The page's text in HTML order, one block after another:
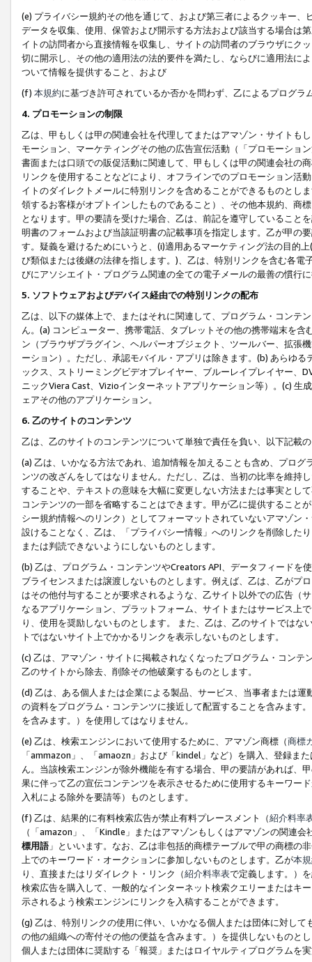
(e) プライバシー規約その他を通じて、および第三者によるクッキー
データを収集、使用、保管および開示する方法および該当する場合は
イトの訪問者から直接情報を収集し、サイトの訪問者のブラウザにク
切に開示し、その他の適用法の法的要件を満たし、ならびに適用法に
ついて情報を提供すること、および
(f) 本規約に基づき許可されているか否かを問わず、乙によるプログ
4. プロモーションの制限
乙は、甲もしくは甲の関連会社を代理してまたはアマゾン・サイトも
モーション、マーケティングその他の広告宣伝活動（「プロモーショ
書面または口頭での販促活動に関連して、甲もしくは甲の関連会社の
リンクを使用することなどにより、オフラインでのプロモーション活
イトのダイレクトメールに特別リンクを含めることができるものとし
領するお客様がオプトインしたものであること）、その他本規約、商
となります。甲の要請を受けた場合、乙は、前記を遵守していること
明書のフォームおよび当該証明書の記載事項を指定します。乙が甲の
す。疑義を避けるためにいうと、(i)適用あるマーケティング法の目的
び類似または後継の法律を指します。)、乙は、特別リンクを含む各
びにアソシエイト・プログラム関連の全ての電子メールの最善の慣行
5. ソフトウェアおよびデバイス経由での特別リンクの配布
乙は、以下の媒体上で、またはそれに関連して、プログラム・コンテ
ん。(a) コンピューター、携帯電話、タブレットその他の携帯端末を
ン（ブラウザプラグイン、ヘルパーオブジェクト、ツールバー、拡張
ーション）。ただし、承認モバイル・アプリは除きます。(b) あらゆ
ックス、ストリーミングビデオプレイヤー、ブルーレイプレイヤー、
ニックViera Cast、Vizioインターネットアプリケーション等）。(c)
ェアその他のアプリケーション。
6. 乙のサイトのコンテンツ
乙は、乙のサイトのコンテンツについて単独で責任を負い、以下記載
(a) 乙は、いかなる方法であれ、追加情報を加えることも含め、プロ
ンツの改ざんをしてはなりません。ただし、乙は、当初の比率を維持
することや、テキストの意味を大幅に変更しない方法または事実とし
コンテンツの一部を省略することはできます。甲が乙に提供すること
シー規約情報へのリンク）としてフォーマットされていないアマゾン
設けることなく、乙は、「プライバシー情報」へのリンクを削除した
または判読できないようにしないものとします。
(b) 乙は、プログラム・コンテンツやCreators API、データフィード
ブライセンスまたは譲渡しないものとします。例えば、乙は、乙がプ
はその他付与することが要求されるような、乙サイト以外での広告（
なるアプリケーション、プラットフォーム、サイトまたはサービス上
り、使用を奨励しないものとします。 また、乙は、乙のサイトでは
トではないサイト上でかかるリンクを表示しないものとします。
(c) 乙は、アマゾン・サイトに掲載されなくなったプログラム・コン
乙のサイトから除去、削除その他破棄するものとします。
(d) 乙は、ある個人または企業による製品、サービス、当事者または
の資料をプログラム・コンテンツに接近して配置することを含みます
を含みます。）を使用してはなりません。
(e) 乙は、検索エンジンにおいて使用するために、アマゾン商標（商標
「ammazon」、「amaozn」および「kindel」など）を購入、登録ま
ん。当該検索エンジンが除外機能を有する場合、甲の要請があれば、
果に伴って乙の宣伝コンテンツを表示させるために使用するキーワー
入札による除外を要請等）ものとします。
(f) 乙は、結果的に有料検索広告が禁止有料プレースメント（紹介料率
（「amazon」、「Kindle」またはアマゾンもしくはアマゾンの関連
標用語」といいます。なお、乙は非包括的商標テーブルで甲の商標の
上でのキーワード・オークションに参加しないものとします。乙が本
り、直接またはリダイレクト・リンク（紹介料率表で定義します。）
検索広告を購入して、一般的なインターネット検索クエリーまたはキ
示されるよう検索エンジンにリンクを入稿することができます。
(g) 乙は、特別リンクの使用に伴い、いかなる個人または団体に対し
の他の組織への寄付その他の便益を含みます。）を提供しないものと
個人または団体に奨励する「報奨」またはロイヤルティプログラムを